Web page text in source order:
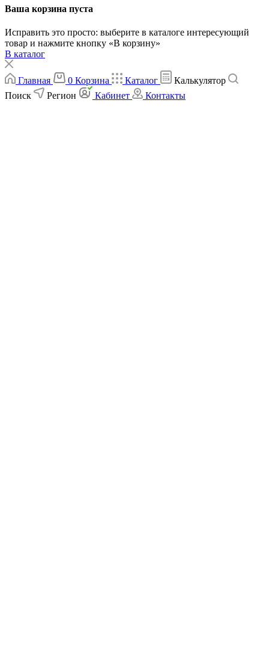
Ваша корзина пуста
Исправить это просто: выберите в каталоге интересующий
товар и нажмите кнопку «В корзину»
В каталог
Главная 0 Корзина Каталог
Калькулятор
Поиск
Регион Кабинет Контакты